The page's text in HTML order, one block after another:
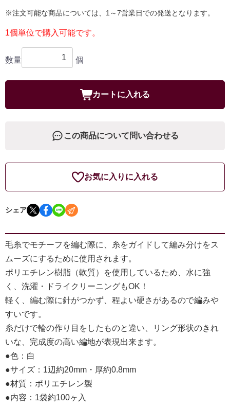
※注文可能な商品については、1～7営業日での発送となります。
1個単位で購入可能です。
数量 個
カートに入れる
この商品について問い合わせる
お気に入りに入れる
シェア
毛糸でモチーフを編む際に、糸をガイドして編み分けをス
ムーズにするために使用されます。
ポリエチレン樹脂（軟質）を使用しているため、水に強
く、洗濯・ドライクリーニングもOK！
軽く、編む際に針がつかず、程よい硬さがあるので編みや
すいです。
糸だけで輪の作り目をしたものと違い、リング形状のきれ
いな、完成度の高い編地が表現出来ます。
●色：白
●サイズ：1辺約20mm・厚約0.8mm
●材質：ポリエチレン製
●内容：1袋約100ヶ入